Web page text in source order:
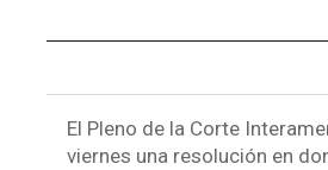
El Pleno de la Corte
viernes una resolución en